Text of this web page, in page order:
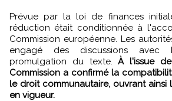
Prévue par la loi de finances
réduction était conditionnée à
Commission européenne. Les
engagé des discussions avec
promulgation du texte.À l'issue
Commission a confirmé la
le droit communautaire, ouvrant ainsi
en vigueur.